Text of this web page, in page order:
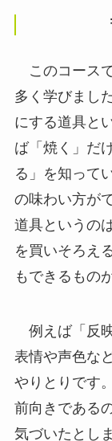
このコース
多く学びまし
にする道具と
ば「焼く」だ
る」を知って
の味わい方が
道具というの
を買いそろえ
もできるもの
例えば「反
表情や声色な
やりとりです
前向きである
気づいたとし